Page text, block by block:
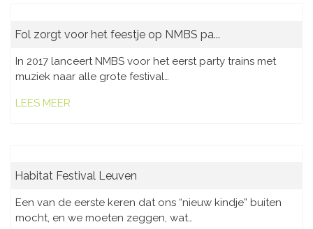
Fol zorgt voor het feestje op NMBS pa...
In 2017 lanceert NMBS voor het eerst party trains met
muziek naar alle grote festival…
LEES MEER
Habitat Festival Leuven
Een van de eerste keren dat ons “nieuw kindje” buiten
mocht, en we moeten zeggen, wat…